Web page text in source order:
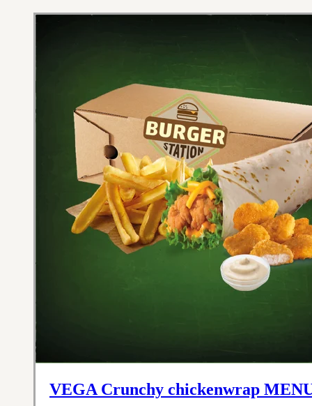
VEGA Crunchy chickenwrap